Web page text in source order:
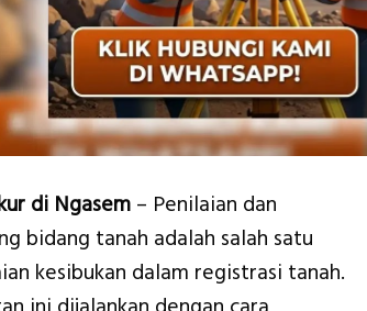
di Ngasem – Penilaian dan
bidang tanah adalah salah satu
kesibukan dalam registrasi tanah.